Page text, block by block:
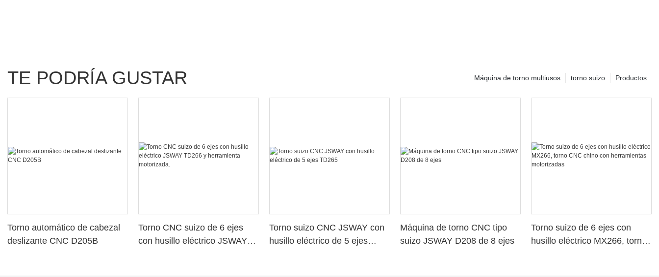
TE PODRÍA GUSTAR Productos
torno suizo
Máquina de torno multiusos
Torno automático de cabezal
deslizante CNC D205B
Torno CNC suizo de 6 ejes
con husillo eléctrico JSWAY
Torno suizo CNC JSWAY con
husillo eléctrico de 5 ejes
Máquina de torno CNC tipo
suizo JSWAY D208 de 8 ejes
Torno suizo de 6 ejes con
husillo eléctrico MX266, torno